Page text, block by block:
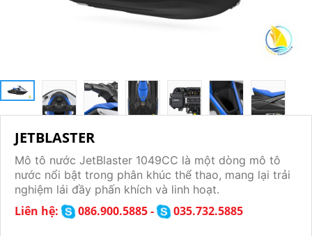
JETBLASTER
Mô tô nước JetBlaster 1049CC là một dòng mô tô
nước nổi bật trong phân khúc thể thao, mang lại trải
nghiệm lái đầy phấn khích và linh hoạt.
Liên hệ: 086.900.5885 - 035.732.5885